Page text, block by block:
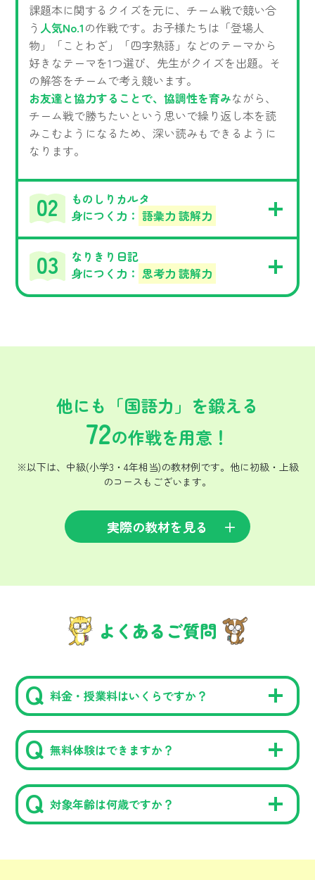
課題本に関するクイズを元に、チーム戦で競い合
う 人気No.1の作戦です。お子様たちは「登場人
物」「ことわざ」「四字熟語」などのテーマから
好きなテーマを1つ選び、先生がクイズを出題。そ
の解答をチームで考え競います。
お友達と協力することで、協調性を育みながら、
チーム戦で勝ちたいという思いで繰り返し本を読
みこむようになるため、深い読みもできるように
なります。
ものしりカルタ
身につく力： 語彙力 読解力
なりきり日記
身につく力： 思考力 読解力
他にも「国語力」を鍛える
72の作戦を用意！
※以下は、中級(小学3・4年相当)の教材例です。他に初級・上級
のコースもございます。
実際の教材を見る
よくあるご質問
料金・授業料はいくらですか？
無料体験はできますか？
対象年齢は何歳ですか？